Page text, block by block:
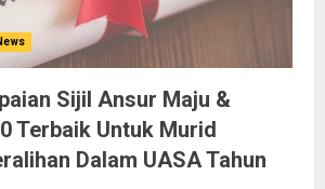
Sijil Ansur Maju &
Terbaik Untuk Murid
Dalam UASA Tahun